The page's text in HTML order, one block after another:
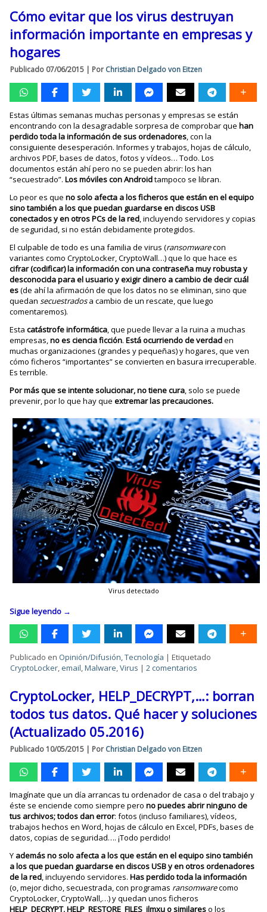
Cómo evitar que los virus destruyan
información importante en empresas y
hogares
Publicado 07/06/2015 | Por Christian Delgado von Eitzen
Estas últimas semanas muchas personas y empresas se están
encontrando con la desagradable sorpresa de comprobar quehan
perdido toda la información de sus ordenadores, con la
consiguiente desesperación. Informes y trabajos, hojas de cálculo,
archivos PDF, bases de datos, fotos y vídeos… Todo. Los
documentos están ahí pero no se pueden abrir: los han
“secuestrado”.Los móviles con Androidtampoco se libran.
Lo peor es queno solo afecta a los ficheros que están en el equipo
sino también a los que puedan guardarse en discos USB
conectados y en otros PCs de la red, incluyendo servidores y copias
de seguridad, si no están debidamente protegidos.
El culpable de todo es una familia de virus (ransomwarecon
variantes como CryptoLocker, CryptoWall…) que lo que hace es
cifrar (codificar) la información con una contraseña muy robusta y
desconocida para el usuario y exigir dinero a cambio de decir cuál
es(de ahí la afirmación de que los datos no se eliminan, sino que
quedansecuestradosa cambio de un rescate, que luego
comentaremos).
Estacatástrofe informática, que puede llevar a la ruina a muchas
empresas,no es ciencia ficción.Está ocurriendo de verdaden
muchas organizaciones (grandes y pequeñas) y hogares, que ven
cómo ficheros “importantes” se convierten en basura irrecuperable.
Es terrible.
Por más que se intente solucionar, no tiene cura, solo se puede
prevenir, por lo que hay queextremar las precauciones.
Virus detectado
Sigue leyendo →
Publicado en Opinión/Difusión,Tecnología |Etiquetado
CryptoLocker, email,Malware,Virus |2 comentarios
CryptoLocker, HELP_DECRYPT,…: borran
todos tus datos. Qué hacer y soluciones
(Actualizado 05.2016)
Publicado 10/05/2015 | Por Christian Delgado von Eitzen
Imagínate que un día arrancas tu ordenador de casa o del trabajo y
éste se enciende como siempre perono puedes abrir ninguno de
tus archivos; todos dan error: fotos (incluso familiares), vídeos,
trabajos hechos en Word, hojas de cálculo en Excel, PDFs, bases de
datos, copias de seguridad…. ¡Todo perdido!
Y además no solo afecta a los que están en el equipo sino también
a los que puedan guardarse en discos USB y en otros ordenadores
de la red, incluyendo servidores.Has perdido toda la información
(o, mejor dicho, secuestrada, con programas ransomwarecomo
CryptoLocker, CryptoWall,…) y quedan unos ficheros
HELP_DECRYPT, HELP_RESTORE_FILES_jlmxu o similareso los